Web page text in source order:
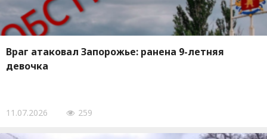
Враг атаковал Запорожье: ранена 9-летняя
девочка
11.07.2026 259